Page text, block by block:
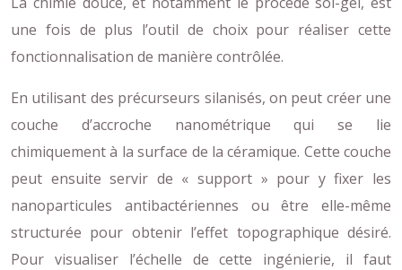
une fois de plus l’outil de choix pour réaliser cette
fonctionnalisation de manière contrôlée.
En utilisant des précurseurs silanisés, on peut créer une
couche d’accroche nanométrique qui se lie
chimiquement à la surface de la céramique. Cette couche
peut ensuite servir de « support » pour y fixer les
nanoparticules antibactériennes ou être elle-même
structurée pour obtenir l’effet topographique désiré.
Pour visualiser l’échelle de cette ingénierie, il faut